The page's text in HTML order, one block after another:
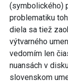
(symbolického)
problematiku
diela sa tiež
výtvarného
vedomím len
nuansách v
slovenskom